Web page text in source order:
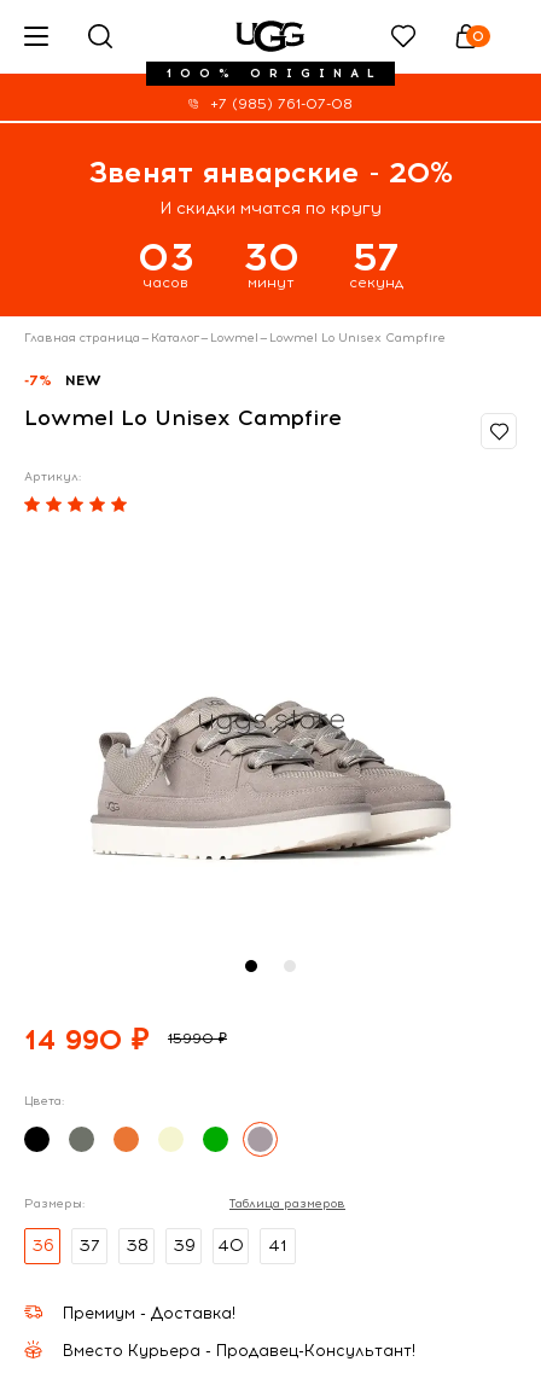
100% ORIGINAL
0
+7 (985) 761-07-08
Звенят январские - 20%
И скидки мчатся по кругу
03
часов
30
минут
56
секунд
Главная страница— Каталог— Lowmel— Lowmel Lo Unisex Campfire
-7% NEW
Lowmel Lo Unisex Campfire
Артикул:
14 990 ₽ 15990 ₽
Цвета:
Размеры: Таблица размеров
36 37 38 39 40 41
Премиум - Доставка!
Вместо Курьера - Продавец-Консультант!